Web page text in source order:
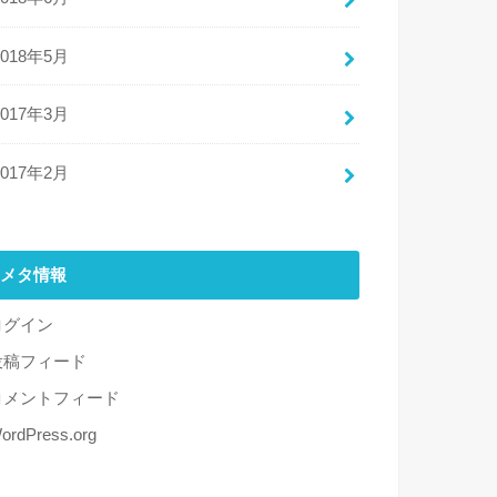
年5月
年3月
年2月
メタ情報
グイン
稿フィード
メントフィード